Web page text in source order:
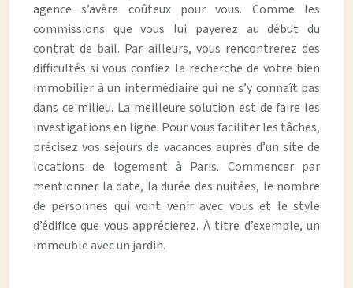
agence s’avère coûteux pour vous. Comme les
commissions que vous lui payerez au début du
contrat de bail. Par ailleurs, vous rencontrerez des
difficultés si vous confiez la recherche de votre bien
immobilier à un intermédiaire qui ne s’y connaît pas
dans ce milieu. La meilleure solution est de faire les
investigations en ligne. Pour vous faciliter les tâches,
précisez vos séjours de vacances auprès d’un site de
locations de logement à Paris. Commencer par
mentionner la date, la durée des nuitées, le nombre
de personnes qui vont venir avec vous et le style
d’édifice que vous apprécierez. À titre d’exemple, un
immeuble avec un jardin.